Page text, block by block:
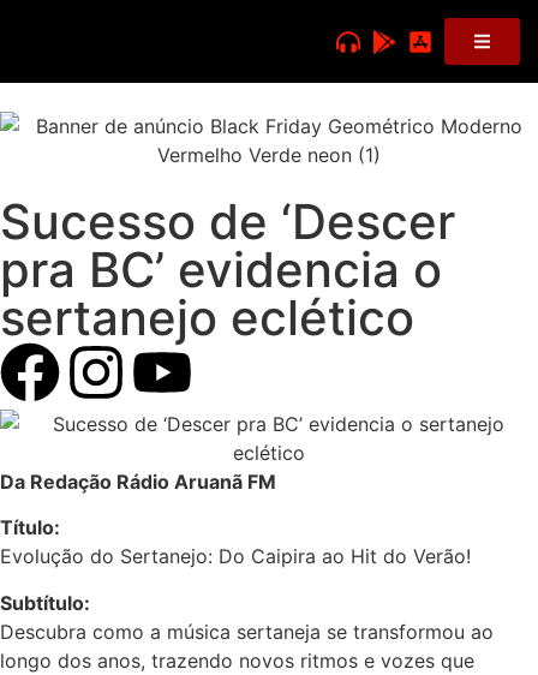
Sucesso de ‘Descer
pra BC’ evidencia o
sertanejo eclético
Da Redação Rádio Aruanã FM
Título:
Evolução do Sertanejo: Do Caipira ao Hit do Verão!
Subtítulo:
Descubra como a música sertaneja se transformou ao
longo dos anos, trazendo novos ritmos e vozes que